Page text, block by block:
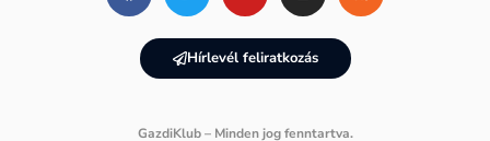
Hírlevél feliratkozás
GazdiKlub – Minden jog fenntartva.